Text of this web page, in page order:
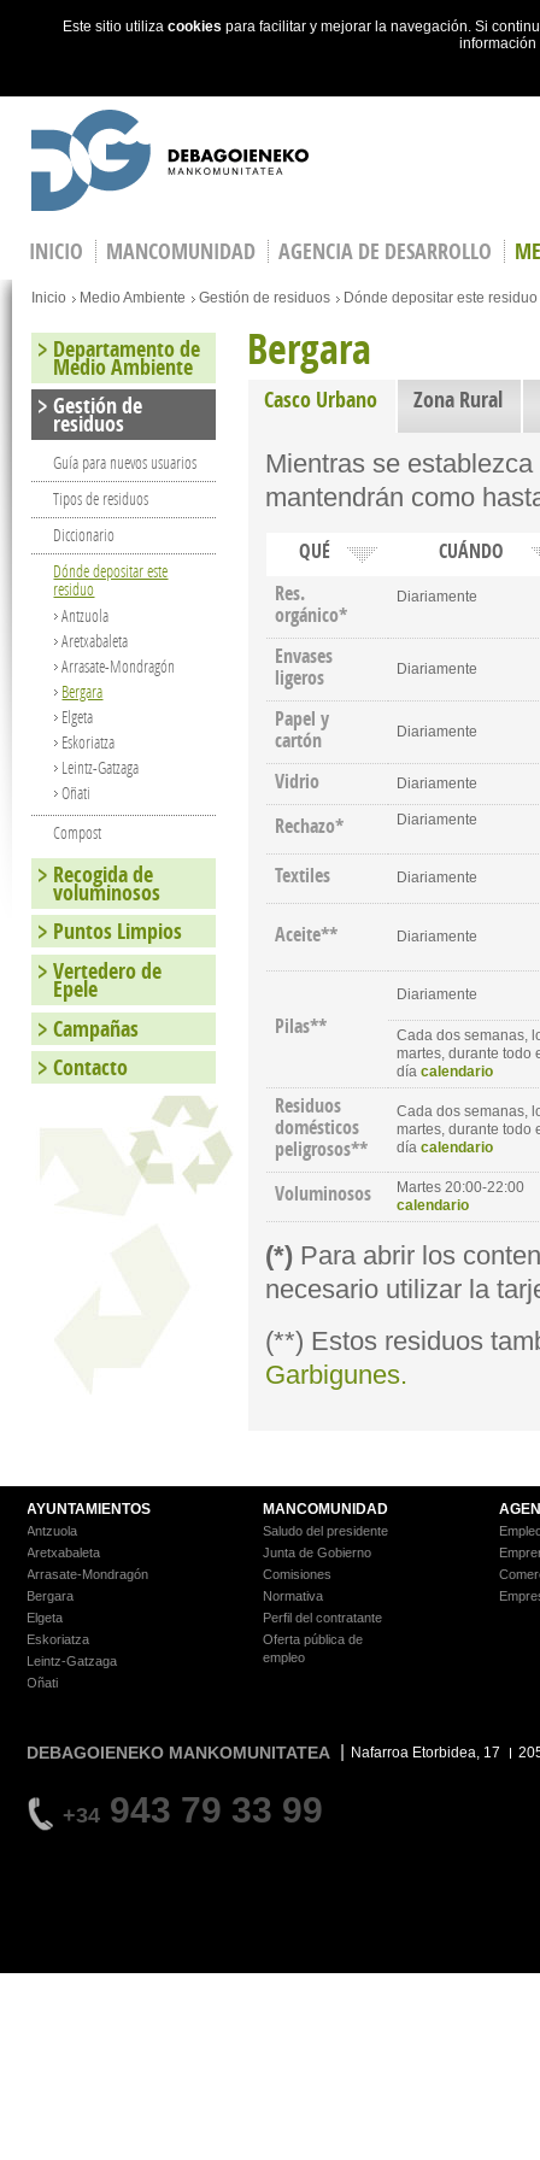
Este sitio utiliza cookies para facilitar y mejorar la navegación. Si
INICIO MANCOMUNIDAD AGENCIA DE DESARROLLO
You are here
Inicio Medio Ambiente Gestión de residuos Dónde depositar este residuo
Bergara
Casco Urbano (active tab)
Zona Rural
Mientras se
mantendrán como
QUÉ
CUÁNDO
Res.
orgánico*
Diariamente
Envases
ligeros
Diariamente
Papel y
cartón
Diariamente
Vidrio Diariamente
Rechazo* Diariamente
Textiles Diariamente
Aceite** Diariamente
Pilas**
Diariamente
Cada dos semanas,
martes, durante todo
díacalendario
Residuos
domésticos
peligrosos**
Cada dos semanas,
martes, durante todo
díacalendario
Voluminosos
Martes 20:00-22:00
calendario
(*) Para abrir los
necesario utilizar la
(**) Estos residuos
Garbigunes.
Departamento de
Medio Ambiente
Gestión de
residuos
Guía para nuevos usuarios
Tipos de residuos
Diccionario
Dónde depositar este
residuo
Antzuola
Aretxabaleta
Arrasate-Mondragón
Bergara
Elgeta
Eskoriatza
Leintz-Gatzaga
Oñati
Compost
Recogida de
voluminosos
Puntos Limpios
Vertedero de
Epele
Campañas
Contacto
AYUNTAMIENTOS
Antzuola
Aretxabaleta
Arrasate-Mondragón
Bergara
Elgeta
Eskoriatza
Leintz-Gatzaga
Oñati
MANCOMUNIDAD
Saludo del presidente
Junta de Gobierno
Comisiones
Normativa
Perfil del contratante
Oferta pública de
empleo
DEBAGOIENEKO MANKOMUNITATEA Nafarroa Etorbidea, 17
+34 943 79 33 99